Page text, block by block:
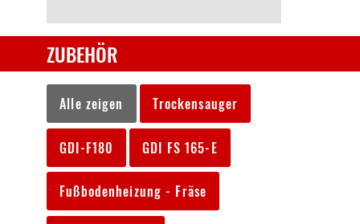
ZUBEHÖR
Alle zeigen Trockensauger
GDI-F180 GDI FS 165-E
Fußbodenheizung - Fräse